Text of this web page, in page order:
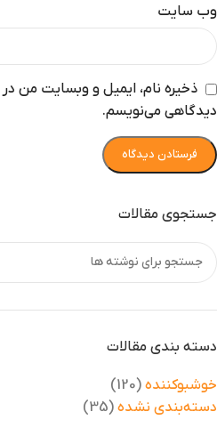
جستجوی مقالات
دسته بندی مقالات
خوشبوکننده (120)
دسته‌بندی نشده (35)
وب‌ سایت
ذخیره نام، ایمیل و وبسایت من در
دیدگاهی می‌نویسم.